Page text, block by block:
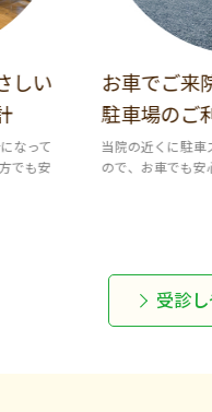
しい
なって
でも安
お車でご来
駐車場のご
当院の近くに駐車
ので、お車でも安
受診